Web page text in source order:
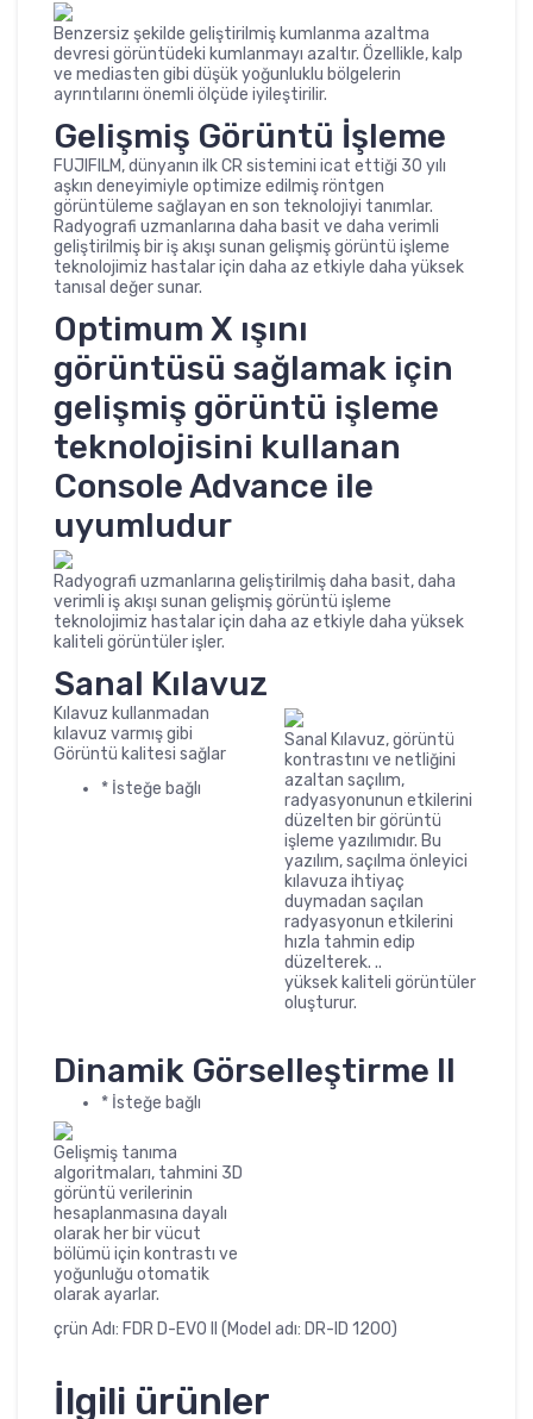
Benzersiz şekilde geliştirilmiş kumlanma azaltma
devresi görüntüdeki kumlanmayı azaltır. Özellikle, kalp
ve mediasten gibi düşük yoğunluklu bölgelerin
ayrıntılarını önemli ölçüde iyileştirilir.
Gelişmiş Görüntü İşleme
FUJIFILM, dünyanın ilk CR sistemini icat ettiği 30 yılı
aşkın deneyimiyle optimize edilmiş röntgen
görüntüleme sağlayan en son teknolojiyi tanımlar.
Radyografi uzmanlarına daha basit ve daha verimli
geliştirilmiş bir iş akışı sunan gelişmiş görüntü işleme
teknolojimiz hastalar için daha az etkiyle daha yüksek
tanısal değer sunar.
Optimum X ışını
görüntüsü sağlamak için
gelişmiş görüntü işleme
teknolojisini kullanan
Console Advance ile
uyumludur
Radyografi uzmanlarına geliştirilmiş daha basit, daha
verimli iş akışı sunan gelişmiş görüntü işleme
teknolojimiz hastalar için daha az etkiyle daha yüksek
kaliteli görüntüler işler.
Sanal Kılavuz
Kılavuz kullanmadan
kılavuz varmış gibi
Görüntü kalitesi sağlar
* İsteğe bağlı
Sanal Kılavuz, görüntü
kontrastını ve netliğini
azaltan saçılım,
radyasyonunun etkilerini
düzelten bir görüntü
işleme yazılımıdır. Bu
yazılım, saçılma önleyici
kılavuza ihtiyaç
duymadan saçılan
radyasyonun etkilerini
hızla tahmin edip
düzelterek. ..
yüksek kaliteli görüntüler
oluşturur.
Dinamik Görselleştirme II
* İsteğe bağlı
Gelişmiş tanıma
algoritmaları, tahmini 3D
görüntü verilerinin
hesaplanmasına dayalı
olarak her bir vücut
bölümü için kontrastı ve
yoğunluğu otomatik
olarak ayarlar.
çrün Adı: FDR D-EVO II (Model adı: DR-ID 1200)
İlgili ürünler